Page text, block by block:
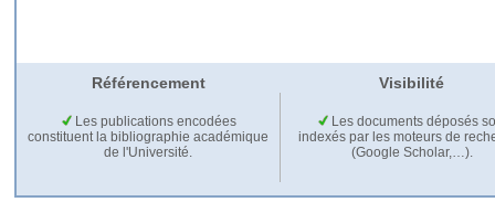
Référencement Visibilité
Les publications encodées
constituent la bibliographie académique
de l'Université.
Les documents déposés
indexés par les moteurs de
(Google Scholar,…).